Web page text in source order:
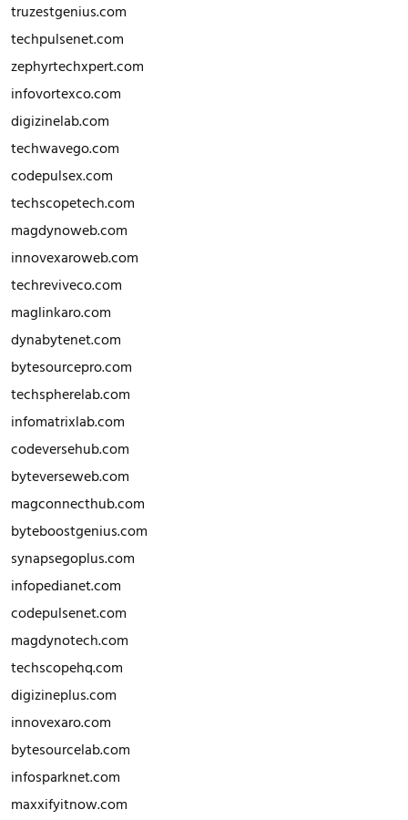
truzestgenius.com
techpulsenet.com
zephyrtechxpert.com
infovortexco.com
digizinelab.com
techwavego.com
codepulsex.com
techscopetech.com
magdynoweb.com
innovexaroweb.com
techreviveco.com
maglinkaro.com
dynabytenet.com
bytesourcepro.com
techspherelab.com
infomatrixlab.com
codeversehub.com
byteverseweb.com
magconnecthub.com
byteboostgenius.com
synapsegoplus.com
infopedianet.com
codepulsenet.com
magdynotech.com
techscopehq.com
digizineplus.com
innovexaro.com
bytesourcelab.com
infosparknet.com
maxxifyitnow.com